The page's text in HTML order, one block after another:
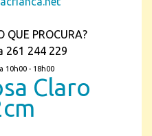
QUE PROCURA?
261 244 229
10h00 - 18h00
Claro